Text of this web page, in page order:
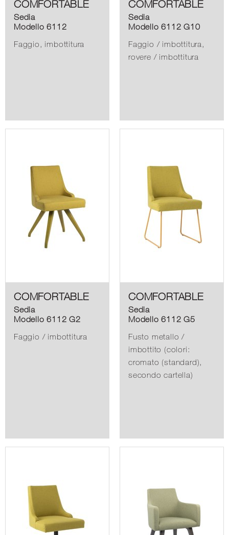
COMFORTABLE
Sedia
Modello 6112
Faggio, imbottitura
COMFORTABLE
Sedia
Modello 6112 G10
Faggio / imbottitura,
rovere / imbottitura
COMFORTABLE
Sedia
Modello 6112 G2
Faggio / imbottitura
COMFORTABLE
Sedia
Modello 6112 G5
Fusto metallo /
imbottito (colori:
cromato (standard),
secondo cartella)